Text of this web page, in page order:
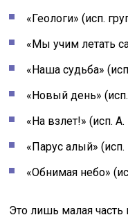
«Геологи» (исп.
«Мы учим летать
«Наша судьба»
«Новый день»
«На взлет!» (исп.
«Парус алый»
«Обнимая небо»
Это лишь малая